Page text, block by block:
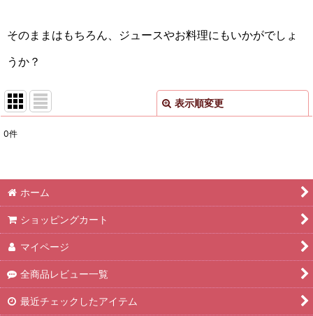
そのままはもちろん、ジュースやお料理にもいかがでしょ
うか？
表示順変更
並び順:
0件
ホーム
ショッピングカート
マイページ
全商品レビュー一覧
最近チェックしたアイテム